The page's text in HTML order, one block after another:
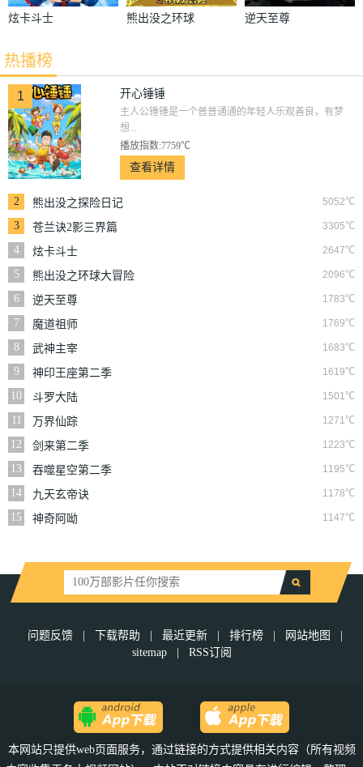
炫卡斗士
熊出没之环球
逆天至尊
热播榜
1 开心锤锤
主人公锤锤是一个普普通通的年轻人乐观善良，有梦
想...
播放指数:7759℃
查看详情
2 5052℃
熊出没之探险日记
3
3305℃
苍兰诀2影三界篇
4
2647℃
炫卡斗士
5
2096℃
熊出没之环球大冒险
6
1783℃
逆天至尊
7
1769℃
魔道祖师
8
1683℃
武神主宰
9
1619℃
神印王座第二季
10
1501℃
斗罗大陆
11
1271℃
万界仙踪
12
1223℃
剑来第二季
13
1195℃
吞噬星空第二季
14
1178℃
九天玄帝诀
15
1147℃
神奇阿呦
问题反馈 下载帮助 最近更新 排行榜 网站地图
sitemap
RSS订阅
本网站只提供web页面服务，通过链接的方式提供相关内容（所有视频